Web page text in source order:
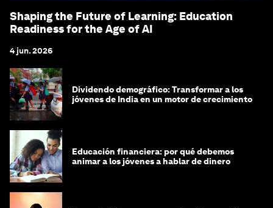
Shaping the Future of Learning: Education
Readiness for the Age of AI
4 jun. 2026
Dividendo demográfico: Transformar a los
jóvenes de India en un motor de crecimiento
Educación financiera: por qué debemos
animar a los jóvenes a hablar de dinero